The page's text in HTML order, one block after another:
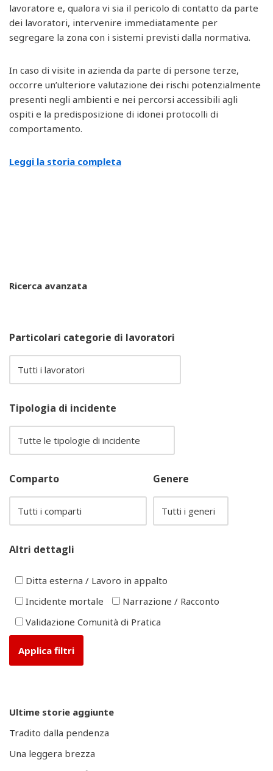
lavoratore e, qualora vi sia il pericolo di contatto da parte
dei lavoratori, intervenire immediatamente per
segregare la zona con i sistemi previsti dalla normativa.
In caso di visite in azienda da parte di persone terze,
occorre un’ulteriore valutazione dei rischi potenzialmente
presenti negli ambienti e nei percorsi accessibili agli
ospiti e la predisposizione di idonei protocolli di
comportamento.
Leggi la storia completa
Ricerca avanzata
Particolari categorie di lavoratori
Tipologia di incidente
Comparto Genere
Altri dettagli
Ditta esterna / Lavoro in appalto
Incidente mortale
Narrazione / Racconto
Validazione Comunità di Pratica
Ultime storie aggiunte
Tradito dalla pendenza
Una leggera brezza